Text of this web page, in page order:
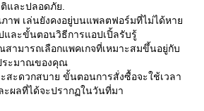
และปลอดภัย.
าพ เล่นยังคงอยู่บนแพลตฟอร์มที่ไม่ได้หาย
และขั้นตอนวิธีการแอปเปิ้ลรับรู้
ามารถเลือกแพคเกจที่เหมาะสมขึ้นอยู่กับ
ระมาณของคุณ
สะดวกสบาย ขั้นตอนการสั่งซื้อจะใช้เวลา
ะผลที่ได้จะปรากฏในวันที่มา